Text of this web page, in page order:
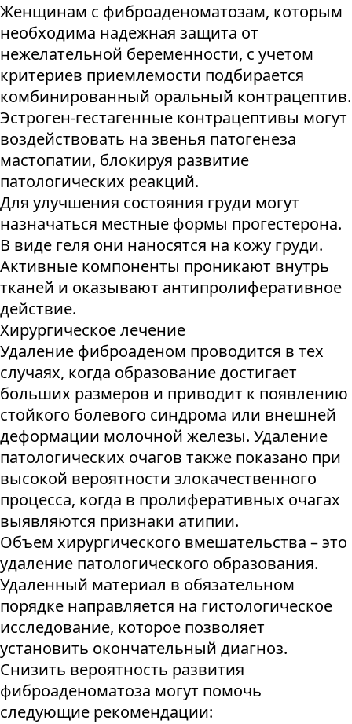
Женщинам с фиброаденоматозам, которым
необходима надежная защита от
нежелательной беременности, с учетом
критериев приемлемости подбирается
комбинированный оральный контрацептив.
Эстроген-гестагенные контрацептивы могут
воздействовать на звенья патогенеза
мастопатии, блокируя развитие
патологических реакций.
Для улучшения состояния груди могут
назначаться местные формы прогестерона.
В виде геля они наносятся на кожу груди.
Активные компоненты проникают внутрь
тканей и оказывают антипролиферативное
действие.
Хирургическое лечение
Удаление фиброаденом проводится в тех
случаях, когда образование достигает
больших размеров и приводит к появлению
стойкого болевого синдрома или внешней
деформации молочной железы. Удаление
патологических очагов также показано при
высокой вероятности злокачественного
процесса, когда в пролиферативных очагах
выявляются признаки атипии.
Объем хирургического вмешательства – это
удаление патологического образования.
Удаленный материал в обязательном
порядке направляется на гистологическое
исследование, которое позволяет
установить окончательный диагноз.
Снизить вероятность развития
фиброаденоматоза могут помочь
следующие рекомендации: